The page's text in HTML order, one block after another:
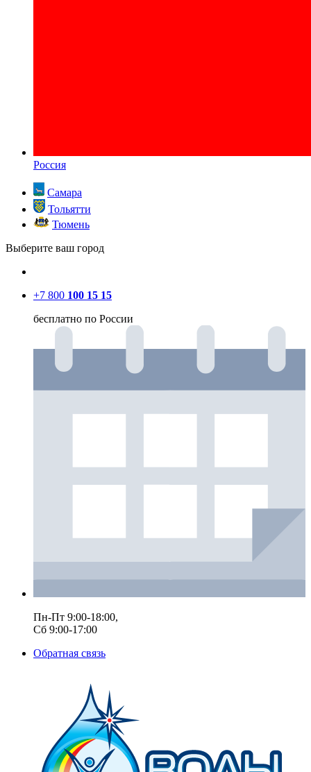
Россия
Самара
Тольятти
Тюмень
Выберите ваш город
+7 800 100 15 15
бесплатно по России
Пн-Пт 9:00-18:00,
Сб 9:00-17:00
Обратная связь